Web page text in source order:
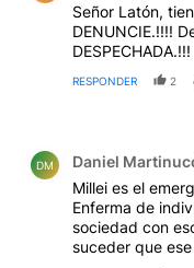
Señor Latón,
DENUNCIE.!!!!
DESPECHADA.!!!
RESPONDER 2
DM Daniel
Millei es el
Enferma de
sociedad con
suceder que